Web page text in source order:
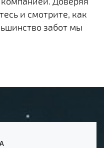
и смотрите, как
забот мы